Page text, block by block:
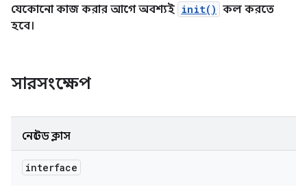
যেকোনো কাজ করার আগে অবশ্যই init() কল করতে
হবে।
সারসংক্ষেপ
নেস্টেড ক্লাস
interface